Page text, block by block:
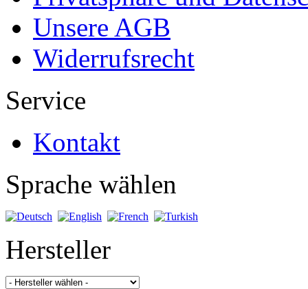
Unsere AGB
Widerrufsrecht
Service
Kontakt
Sprache wählen
Hersteller